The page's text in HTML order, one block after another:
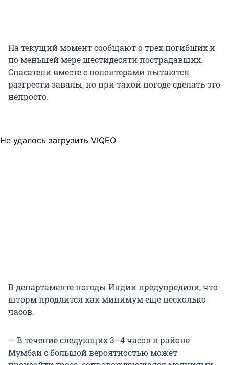
На текущий момент сообщают о трех погибших и
по меньшей мере шестидесяти пострадавших.
Спасатели вместе с волонтерами пытаются
разгрести завалы, но при такой погоде сделать это
непросто.
Не удалось загрузить VIQEO
В департаменте погоды Индии предупредили, что
шторм продлится как минимум еще несколько
часов.
— В течение следующих 3–4 часов в районе
Мумбаи с большой вероятностью может